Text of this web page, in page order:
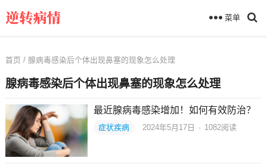
菜单
首页 / 腺病毒感染后个体出现鼻塞的现象怎么处理
腺病毒感染后个体出现鼻塞的现象怎么处理
最近腺病毒感染增加！如何有效防治？
症状疾病 2024年5月17日 · 1082阅读